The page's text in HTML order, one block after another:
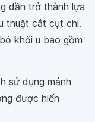
dần trở thành lựa
thuật cắt cụt chi.
khối u bao gồm
sử dụng mảnh
được hiến